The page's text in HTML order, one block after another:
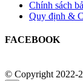
Chính sách
Quy định &
FACEBOOK
© Copyright 2022-